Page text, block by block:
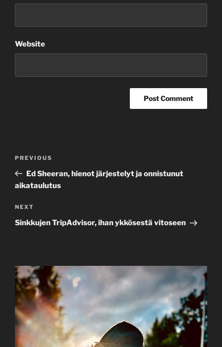
Website
Previous
Post
PREVIOUS
Ed Sheeran, hienot järjestelyt ja onnistunut
aikataulutus
Next
Post
NEXT
Sinkkujen TripAdvisor, ihan ykkösestä vitoseen